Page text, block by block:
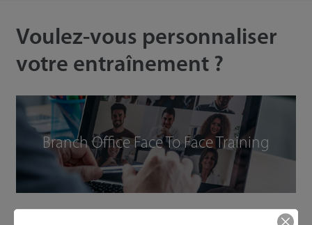
Voulez-vous personnaliser
votre entraînement ?
Branch Office Face To Face Training